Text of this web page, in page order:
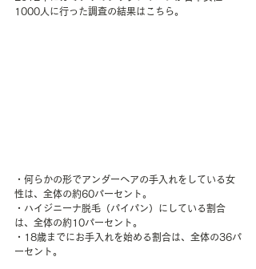
1000人に行った調査の結果はこちら。
・何らかの形でアンダーヘアの手入れをしている女
性は、全体の約60パーセント。
・ハイジニーナ脱毛（パイパン）にしている割合
は、全体の約10パーセント。
・18歳までにお手入れを始める割合は、全体の36パ
ーセント。